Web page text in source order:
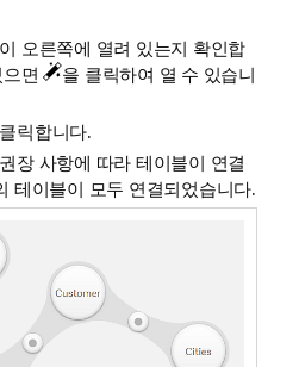
오른쪽에 열려 있는지 확인합
으면
을 클릭하여 열 수 있습니
릭합니다.
장 사항에 따라 테이블이 연결
테이블이 모두 연결되었습니다.